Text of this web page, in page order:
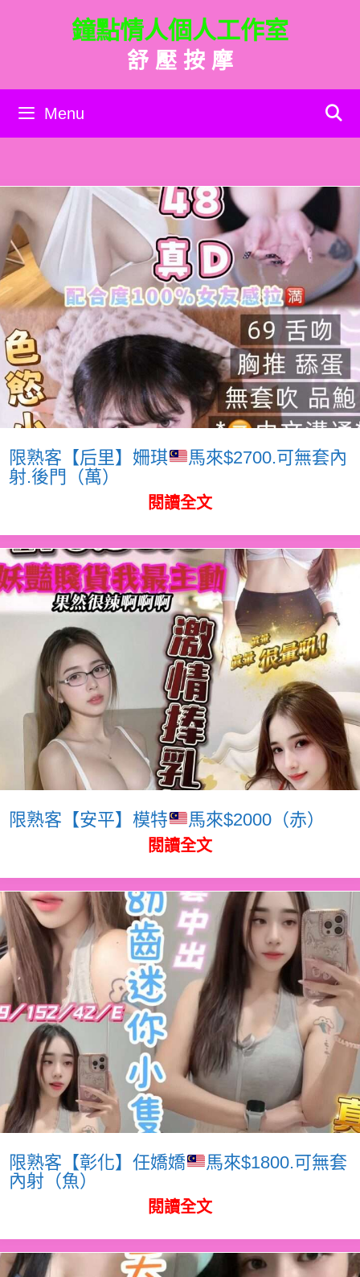
內
鐘點情人個人工作室
舒 壓 按 摩
Menu
限熟客【后里】姍琪
馬來$2700.可無套內
射.後門（萬）
閱讀全文
限熟客【安平】模特 馬來$2000（赤）
閱讀全文
限熟客【彰化】任嬌嬌
馬來$1800.可無套
內射（魚）
閱讀全文